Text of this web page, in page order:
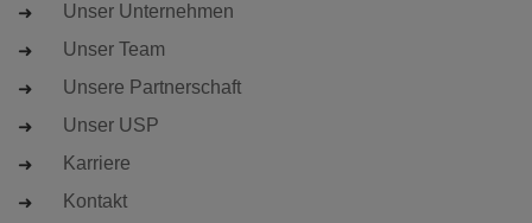
Unser Unternehmen
Unser Team
Unsere Partnerschaft
Unser USP
Karriere
Kontakt